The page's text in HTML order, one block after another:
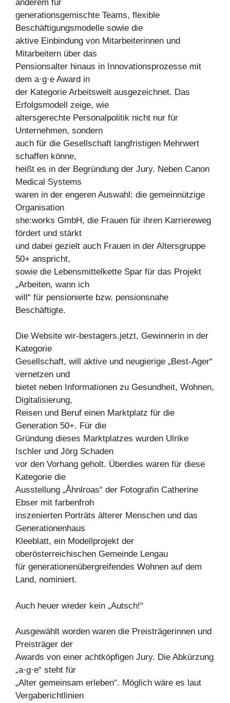
anderem für
generationsgemischte Teams, flexible
Beschäftigungsmodelle sowie die
aktive Einbindung von Mitarbeiterinnen und
Mitarbeitern über das
Pensionsalter hinaus in Innovationsprozesse mit
dem a·g·e Award in
der Kategorie Arbeitswelt ausgezeichnet. Das
Erfolgsmodell zeige, wie
altersgerechte Personalpolitik nicht nur für
Unternehmen, sondern
auch für die Gesellschaft langfristigen Mehrwert
schaffen könne,
heißt es in der Begründung der Jury. Neben Canon
Medical Systems
waren in der engeren Auswahl: die gemeinnützige
Organisation
she:works GmbH, die Frauen für ihren Karriereweg
fördert und stärkt
und dabei gezielt auch Frauen in der Altersgruppe
50+ anspricht,
sowie die Lebensmittelkette Spar für das Projekt
„Arbeiten, wann ich
will“ für pensionierte bzw. pensionsnahe
Beschäftigte.
Die Website wir-bestagers.jetzt, Gewinnerin in der
Kategorie
Gesellschaft, will aktive und neugierige „Best-Ager“
vernetzen und
bietet neben Informationen zu Gesundheit, Wohnen,
Digitalisierung,
Reisen und Beruf einen Marktplatz für die
Generation 50+. Für die
Gründung dieses Marktplatzes wurden Ulrike
Ischler und Jörg Schaden
vor den Vorhang geholt. Überdies waren für diese
Kategorie die
Ausstellung „Åhnlroas“ der Fotografin Catherine
Ebser mit farbenfroh
inszenierten Porträts älterer Menschen und das
Generationenhaus
Kleeblatt, ein Modellprojekt der
oberösterreichischen Gemeinde Lengau
für generationenübergreifendes Wohnen auf dem
Land, nominiert.
Auch heuer wieder kein „Autsch!“
Ausgewählt worden waren die Preisträgerinnen und
Preisträger der
Awards von einer achtköpfigen Jury. Die Abkürzung
„a·g·e“ steht für
„Alter gemeinsam erleben“. Möglich wäre es laut
Vergaberichtlinien